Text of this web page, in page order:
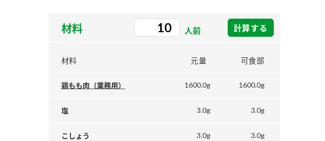
材料 人前 計算する
材料 元量 可食部
鶏もも肉（業務用） 1600.0g 1600.0g
塩 3.0g 3.0g
こしょう 3.0g 3.0g